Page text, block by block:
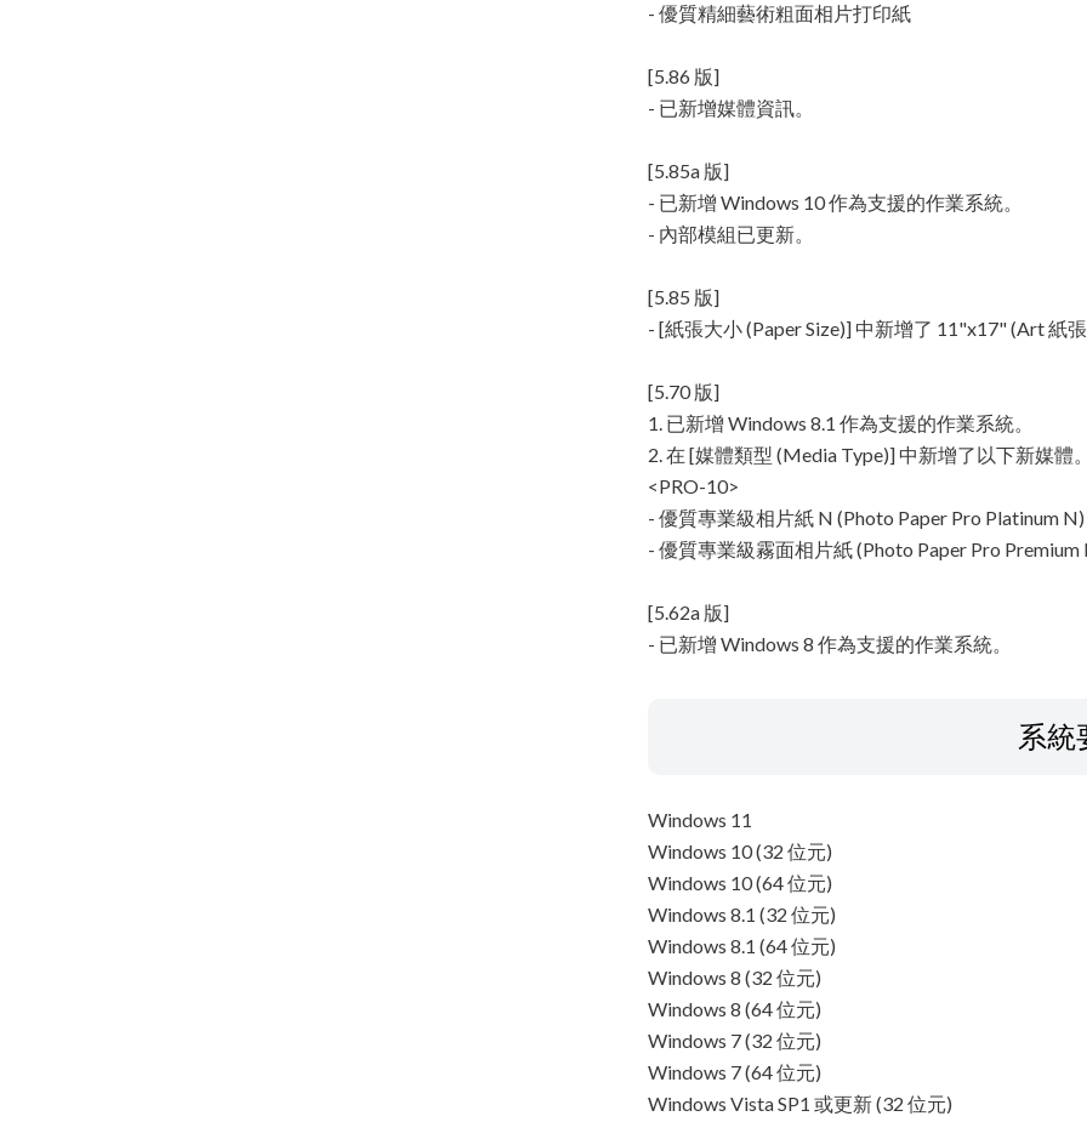
- 優質精細藝術粗面相片打印紙
[5.86 版]
- 已新增媒體資訊。
[5.85a 版]
- 已新增 Windows 10 作為支援的作業系統。
- 內部模組已更新。
[5.85 版]
- [紙張大小 (Paper Size)] 中新增了 11"x17" (Art 紙張
[5.70 版]
1. 已新增 Windows 8.1 作為支援的作業系統。
2. 在 [媒體類型 (Media Type)] 中新增了以下新媒體。
<PRO-10>
- 優質專業級相片紙 N (Photo Paper Pro Platinum N)
- 優質專業級霧面相片紙 (Photo Paper Pro
[5.62a 版]
- 已新增 Windows 8 作為支援的作業系統。
系統
Windows 11
Windows 10 (32 位元)
Windows 10 (64 位元)
Windows 8.1 (32 位元)
Windows 8.1 (64 位元)
Windows 8 (32 位元)
Windows 8 (64 位元)
Windows 7 (32 位元)
Windows 7 (64 位元)
Windows Vista SP1 或更新 (32 位元)